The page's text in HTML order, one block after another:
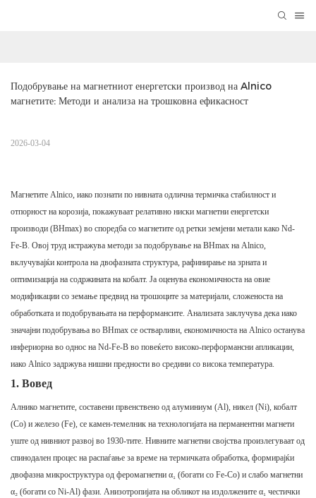
Подобрување на магнетниот енергетски производ на Alnico
магнетите: Методи и анализа на трошковна ефикасност
2026-03-04
Магнетите Alnico, иако познати по нивната одлична термичка стабилност и
отпорност на корозија, покажуваат релативно ниски магнетни енергетски
производи (BHmax) во споредба со магнетите од ретки земјени метали како Nd-
Fe-B. Овој труд истражува методи за подобрување на BHmax на Alnico,
вклучувајќи контрола на двофазната структура, рафинирање на зрната и
оптимизација на содржината на кобалт. Ја оценува економичноста на овие
модификации со земање предвид на трошоците за материјали, сложеноста на
обработката и подобрувањата на перформансите. Анализата заклучува дека иако
значајни подобрувања во BHmax се остварливи, економичноста на Alnico останува
инфериорна во однос на Nd-Fe-B во повеќето високо-перформансни апликации,
иако Alnico задржува нишни предности во средини со висока температура.
1. Вовед
Алнико магнетите, составени првенствено од алуминиум (Al), никел (Ni), кобалт
(Co) и железо (Fe), се камен-темелник на технологијата на перманентни магнети
уште од нивниот развој во 1930-тите. Нивните магнетни својства произлегуваат од
спинодален процес на распаѓање за време на термичката обработка, формирајќи
двофазна микроструктура од феромагнетни α₁ (богати со Fe-Co) и слабо магнетни
α₂ (богати со Ni-Al) фази. Анизотропијата на обликот на издолжените α₁ честички